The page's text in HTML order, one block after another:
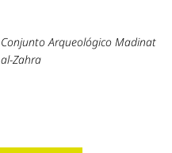
Conjunto Arqueológico Madinat
al-Zahra